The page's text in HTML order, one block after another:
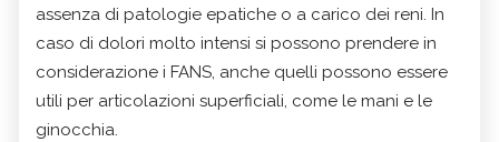
assenza di patologie epatiche o a carico dei reni. In
caso di dolori molto intensi si possono prendere in
considerazione i FANS, anche quelli possono essere
utili per articolazioni superficiali, come le mani e le
ginocchia.